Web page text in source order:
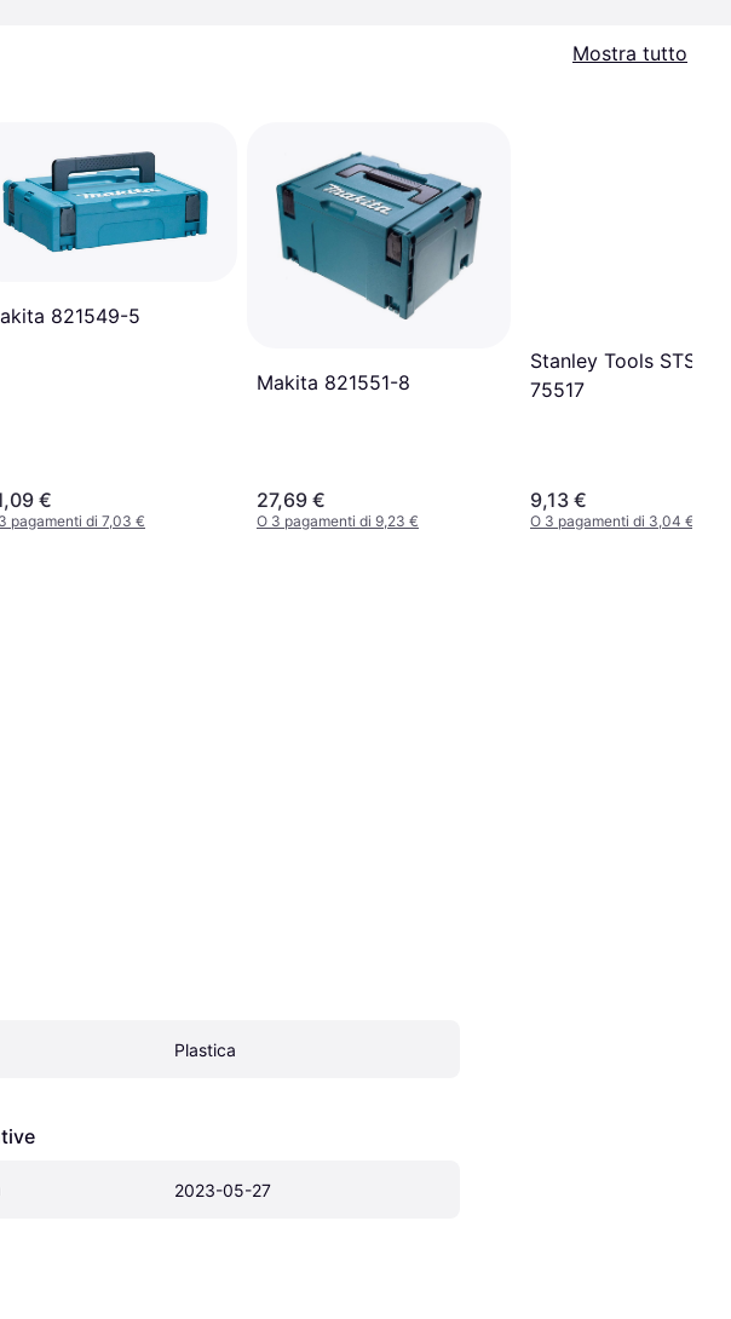
Mostra tutto
821549-5
€
pagamenti di 7,03 €
Makita ‎821551-8
27,69 €
O 3 pagamenti di 9,23 €
Stanley Tools STST1-
75517
9,13 €
O 3 pagamenti di 3,04 €
Plastica
2023-05-27